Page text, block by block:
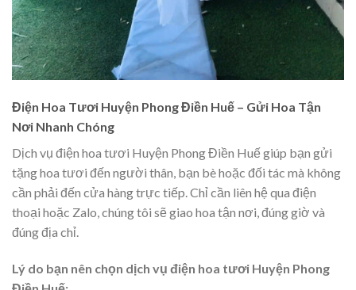
Điện Hoa Tươi Huyện Phong Điền Huế – Gửi Hoa Tận
Nơi Nhanh Chóng
Dịch vụ điện hoa tươi Huyện Phong Điền Huế giúp bạn gửi
tặng hoa tươi đến người thân, bạn bè hoặc đối tác mà không
cần phải đến cửa hàng trực tiếp. Chỉ cần liên hệ qua điện
thoại hoặc Zalo, chúng tôi sẽ giao hoa tận nơi, đúng giờ và
đúng địa chỉ.
Lý do bạn nên chọn dịch vụ điện hoa tươi Huyện Phong